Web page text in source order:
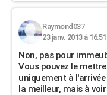
Raymond037
23 janv. 2013 à 16:51
Non, pas pour
Vous pouvez le
uniquement à
la meilleur, mais à